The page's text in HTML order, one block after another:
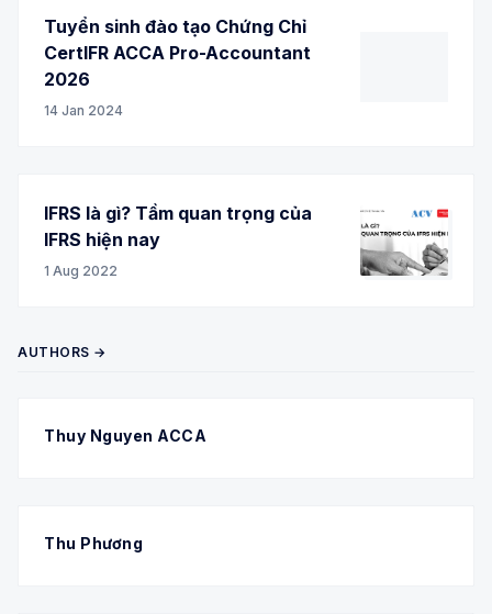
Tuyển sinh đào tạo Chứng Chỉ
CertIFR ACCA Pro-Accountant
2026
14 Jan 2024
IFRS là gì? Tầm quan trọng của
IFRS hiện nay
1 Aug 2022
AUTHORS →
Thuy Nguyen ACCA
Thu Phương